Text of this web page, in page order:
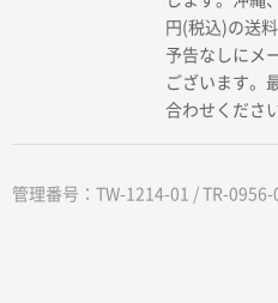
円(税込)の送
予告なしにメ
ございます。
合わせくださ
管理番号：TW-1214-01 / TR-0956-